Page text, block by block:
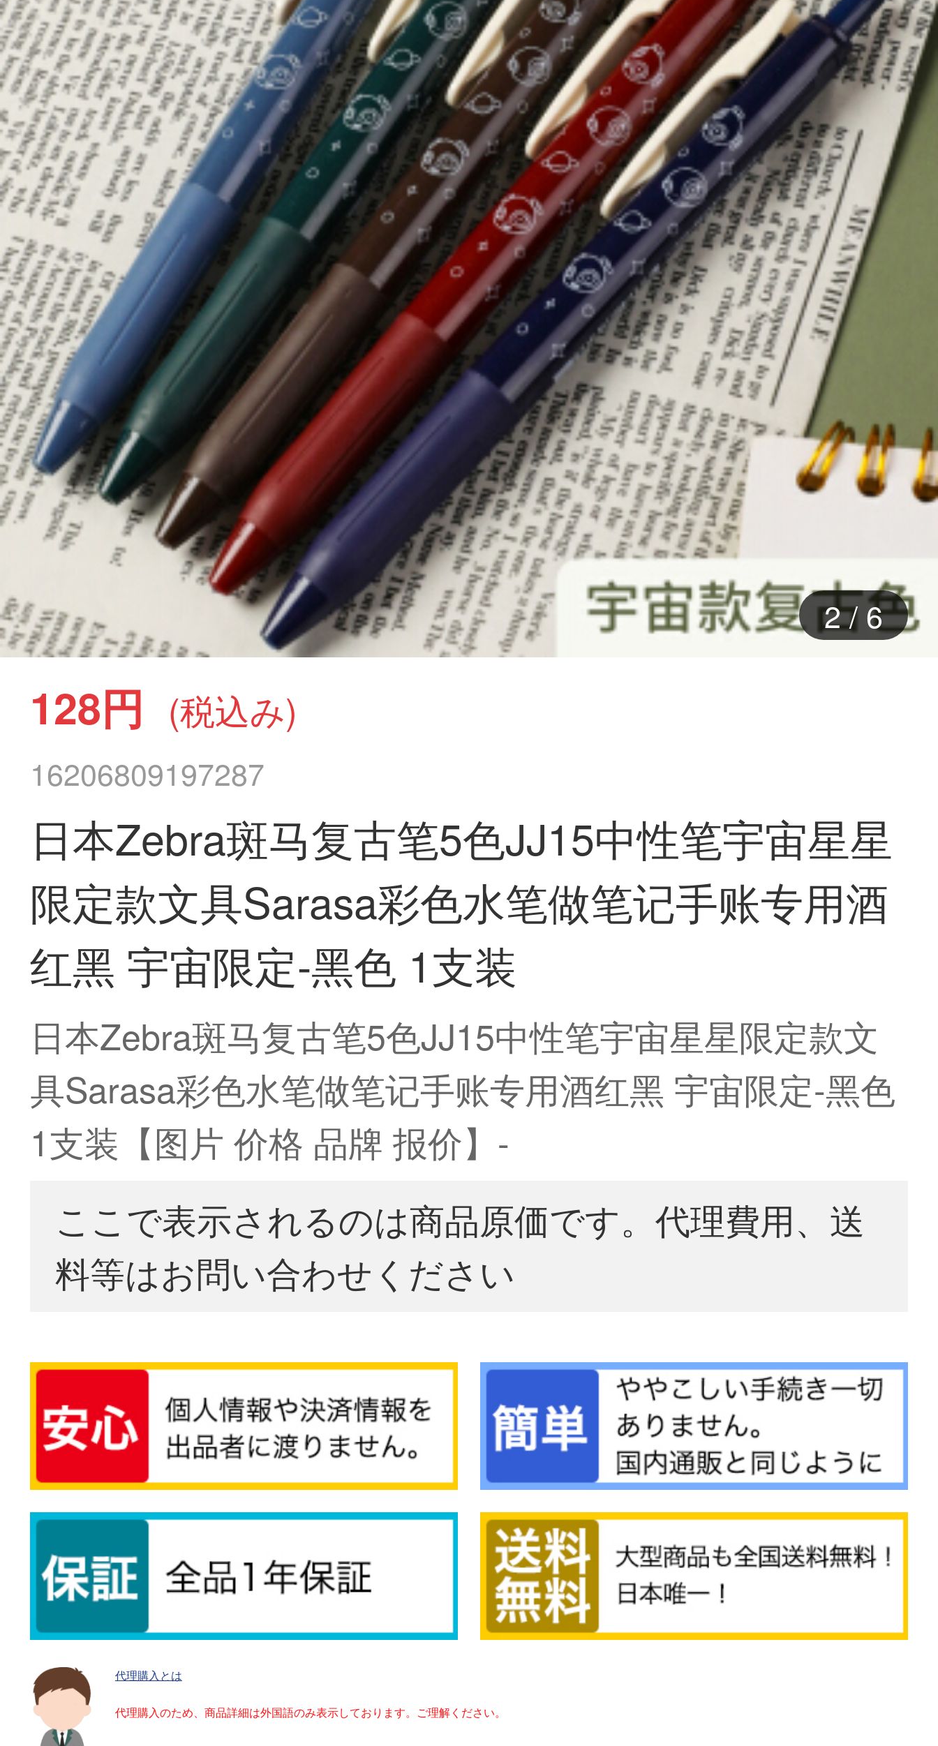
3/ 6
128円 (税込み)
16206809197287
日本Zebra斑马复古笔5色JJ15中性笔宇宙星星
限定款文具Sarasa彩色水笔做笔记手账专用酒
红黑 宇宙限定-黑色 1支装
日本Zebra斑马复古笔5色JJ15中性笔宇宙星星限定款文
具Sarasa彩色水笔做笔记手账专用酒红黑 宇宙限定-黑色
1支装【图片 价格 品牌 报价】-
ここで表示されるのは商品原価です。代理費用、送
料等はお問い合わせください
代理購入とは
代理購入のため、商品詳細は外国語のみ表示しております。ご理解ください。